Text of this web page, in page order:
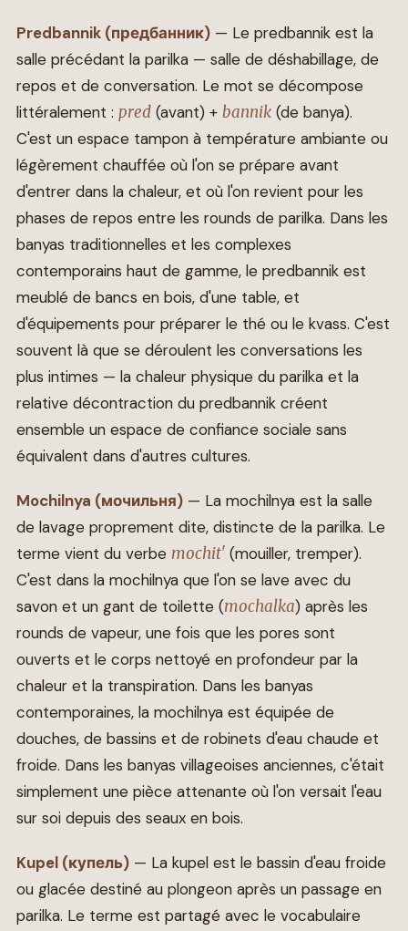
Predbannik (предбанник)— Le predbannik est la
salle précédant la parilka — salle de déshabillage, de
repos et de conversation. Le mot se décompose
littéralement : pred(avant) + bannik(de banya).
C'est un espace tampon à température ambiante ou
légèrement chauffée où l'on se prépare avant
d'entrer dans la chaleur, et où l'on revient pour les
phases de repos entre les rounds de parilka. Dans les
banyas traditionnelles et les complexes
contemporains haut de gamme, le predbannik est
meublé de bancs en bois, d'une table, et
d'équipements pour préparer le thé ou le kvass. C'est
souvent là que se déroulent les conversations les
plus intimes — la chaleur physique du parilka et la
relative décontraction du predbannik créent
ensemble un espace de confiance sociale sans
équivalent dans d'autres cultures.
Mochilnya (мочильня)— La mochilnya est la salle
de lavage proprement dite, distincte de la parilka. Le
terme vient du verbe mochit'(mouiller, tremper).
C'est dans la mochilnya que l'on se lave avec du
savon et un gant de toilette (mochalka) après les
rounds de vapeur, une fois que les pores sont
ouverts et le corps nettoyé en profondeur par la
chaleur et la transpiration. Dans les banyas
contemporaines, la mochilnya est équipée de
douches, de bassins et de robinets d'eau chaude et
froide. Dans les banyas villageoises anciennes, c'était
simplement une pièce attenante où l'on versait l'eau
sur soi depuis des seaux en bois.
Kupel (купель)— La kupel est le bassin d'eau froide
ou glacée destiné au plongeon après un passage en
parilka. Le terme est partagé avec le vocabulaire